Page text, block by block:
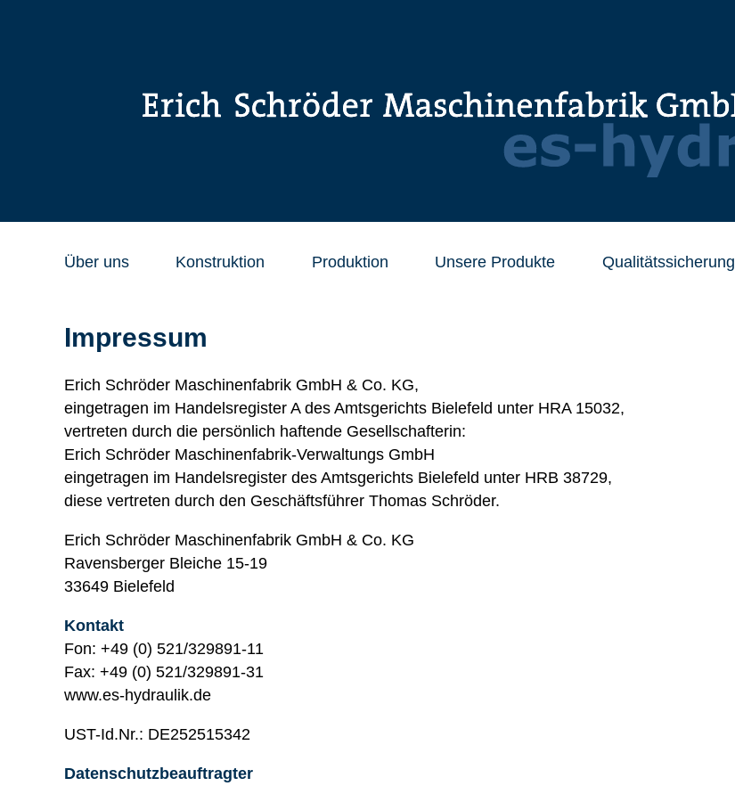
Über uns Konstruktion Produktion Unsere Produkte Qualitätssicherung
Impressum
Erich Schröder Maschinenfabrik GmbH & Co. KG,
eingetragen im Handelsregister A des Amtsgerichts Bielefeld unter HRA 15032,
vertreten durch die persönlich haftende Gesellschafterin:
Erich Schröder Maschinenfabrik-Verwaltungs GmbH
eingetragen im Handelsregister des Amtsgerichts Bielefeld unter HRB 38729,
diese vertreten durch den Geschäftsführer Thomas Schröder.
Erich Schröder Maschinenfabrik GmbH & Co. KG
Ravensberger Bleiche 15-19
33649 Bielefeld
Kontakt
Fon: +49 (0) 521/329891-11
Fax: +49 (0) 521/329891-31
www.es-hydraulik.de
UST-Id.Nr.: DE252515342
Datenschutzbeauftragter